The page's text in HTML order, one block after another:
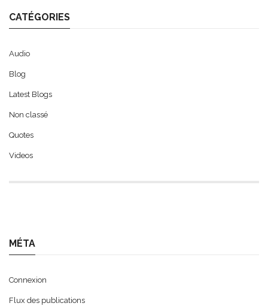
CATÉGORIES
Audio
Blog
Latest Blogs
Non classé
Quotes
Videos
MÉTA
Connexion
Flux des publications